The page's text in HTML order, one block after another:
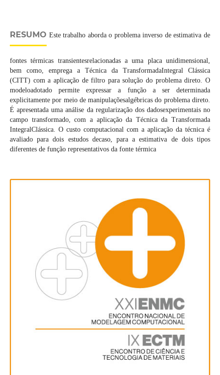
RESUMO Este trabalho aborda o problema inverso de estimativa de
fontes térmicas transientesrelacionadas a uma placa unidimensional,
bem como, emprega a Técnica da TransformadaIntegral Clássica
(CITT) com a aplicação de filtro para solução do problema direto. O
modeloadotado permite expressar a função a ser determinada
explicitamente por meio de manipulaçõesalgébricas do problema direto.
É apresentada uma análise da regularização dos dadosexperimentais no
campo transformado, com a aplicação da Técnica da Transformada
IntegralClássica. O custo computacional com a aplicação da técnica é
avaliado para dois estudos decaso, para a estimativa de dois tipos
diferentes de função representativos da fonte térmica